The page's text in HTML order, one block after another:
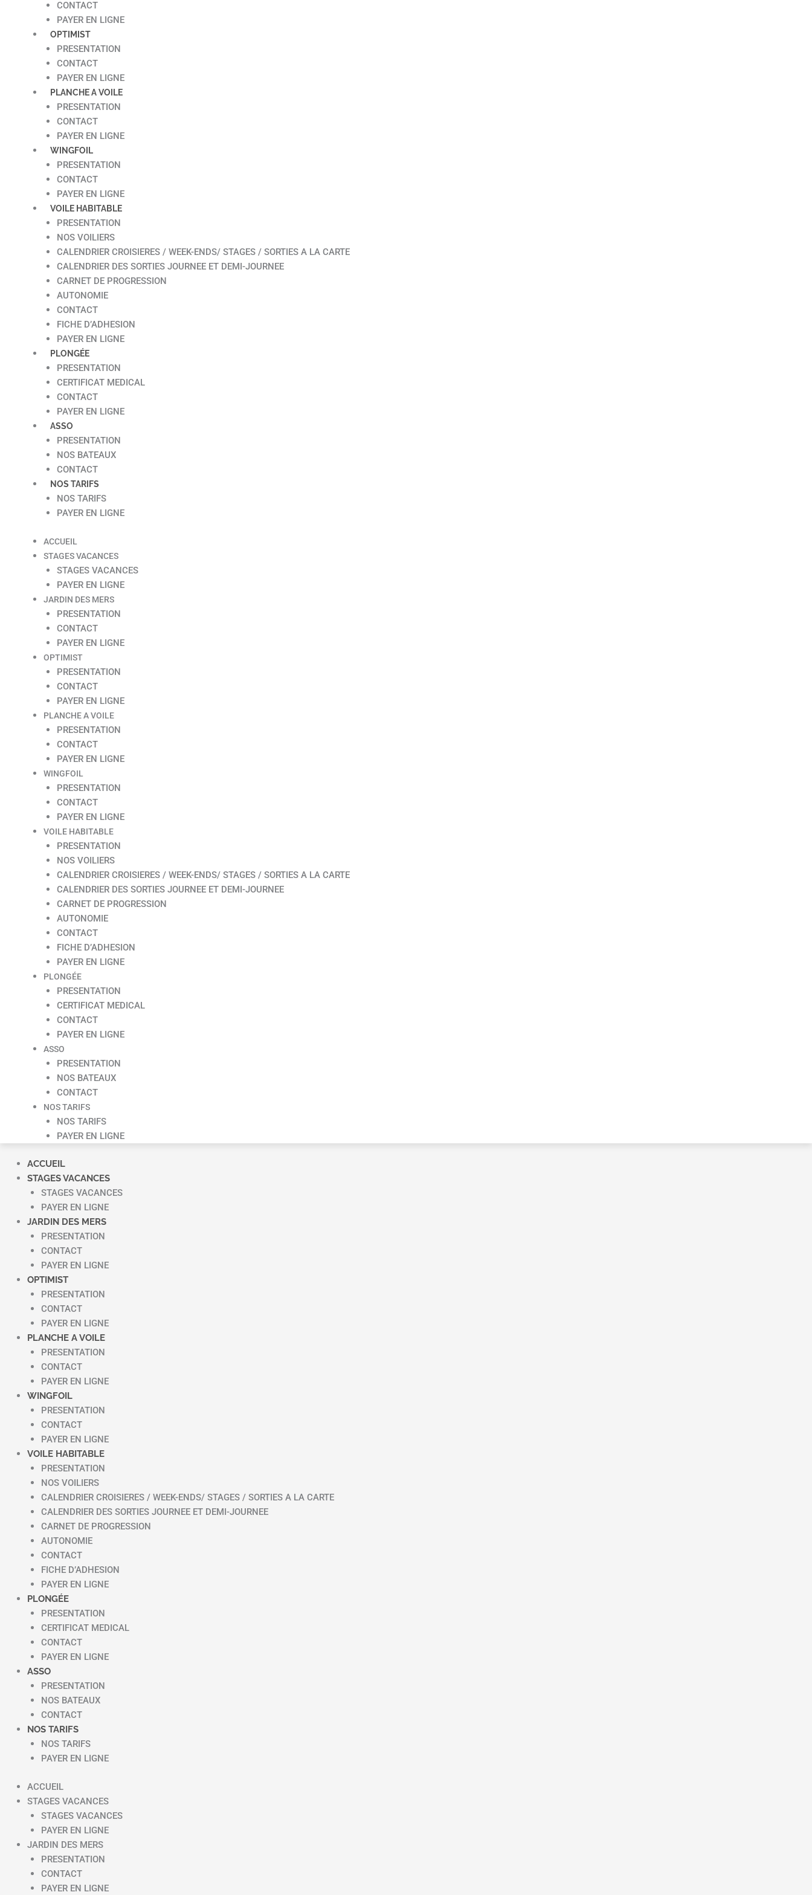
CONTACT
PAYER EN LIGNE
OPTIMIST
PRESENTATION
CONTACT
PAYER EN LIGNE
PLANCHE A VOILE
PRESENTATION
CONTACT
PAYER EN LIGNE
WINGFOIL
PRESENTATION
CONTACT
PAYER EN LIGNE
VOILE HABITABLE
PRESENTATION
NOS VOILIERS
CALENDRIER CROISIERES / WEEK-ENDS/ STAGES / SORTIES A LA CARTE
CALENDRIER DES SORTIES JOURNEE ET DEMI-JOURNEE
CARNET DE PROGRESSION
AUTONOMIE
CONTACT
FICHE D’ADHESION
PAYER EN LIGNE
PLONGÉE
PRESENTATION
CERTIFICAT MEDICAL
CONTACT
PAYER EN LIGNE
ASSO
PRESENTATION
NOS BATEAUX
CONTACT
NOS TARIFS
NOS TARIFS
PAYER EN LIGNE
ACCUEIL
STAGES VACANCES
STAGES VACANCES
PAYER EN LIGNE
JARDIN DES MERS
PRESENTATION
CONTACT
PAYER EN LIGNE
OPTIMIST
PRESENTATION
CONTACT
PAYER EN LIGNE
PLANCHE A VOILE
PRESENTATION
CONTACT
PAYER EN LIGNE
WINGFOIL
PRESENTATION
CONTACT
PAYER EN LIGNE
VOILE HABITABLE
PRESENTATION
NOS VOILIERS
CALENDRIER CROISIERES / WEEK-ENDS/ STAGES / SORTIES A LA CARTE
CALENDRIER DES SORTIES JOURNEE ET DEMI-JOURNEE
CARNET DE PROGRESSION
AUTONOMIE
CONTACT
FICHE D’ADHESION
PAYER EN LIGNE
PLONGÉE
PRESENTATION
CERTIFICAT MEDICAL
CONTACT
PAYER EN LIGNE
ASSO
PRESENTATION
NOS BATEAUX
CONTACT
NOS TARIFS
NOS TARIFS
PAYER EN LIGNE
ACCUEIL
STAGES VACANCES
STAGES VACANCES
PAYER EN LIGNE
JARDIN DES MERS
PRESENTATION
CONTACT
PAYER EN LIGNE
OPTIMIST
PRESENTATION
CONTACT
PAYER EN LIGNE
PLANCHE A VOILE
PRESENTATION
CONTACT
PAYER EN LIGNE
WINGFOIL
PRESENTATION
CONTACT
PAYER EN LIGNE
VOILE HABITABLE
PRESENTATION
NOS VOILIERS
CALENDRIER CROISIERES / WEEK-ENDS/ STAGES / SORTIES A LA CARTE
CALENDRIER DES SORTIES JOURNEE ET DEMI-JOURNEE
CARNET DE PROGRESSION
AUTONOMIE
CONTACT
FICHE D’ADHESION
PAYER EN LIGNE
PLONGÉE
PRESENTATION
CERTIFICAT MEDICAL
CONTACT
PAYER EN LIGNE
ASSO
PRESENTATION
NOS BATEAUX
CONTACT
NOS TARIFS
NOS TARIFS
PAYER EN LIGNE
ACCUEIL
STAGES VACANCES
STAGES VACANCES
PAYER EN LIGNE
JARDIN DES MERS
PRESENTATION
CONTACT
PAYER EN LIGNE